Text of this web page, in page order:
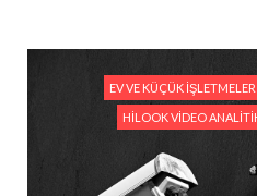
EV VE KÜÇÜK
HILOOK VIDEO